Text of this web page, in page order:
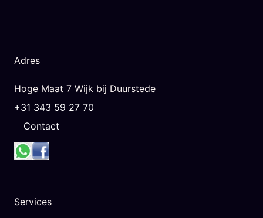
Adres
Hoge Maat 7 Wijk bij Duurstede
+31 343 59 27 70
Contact
Services